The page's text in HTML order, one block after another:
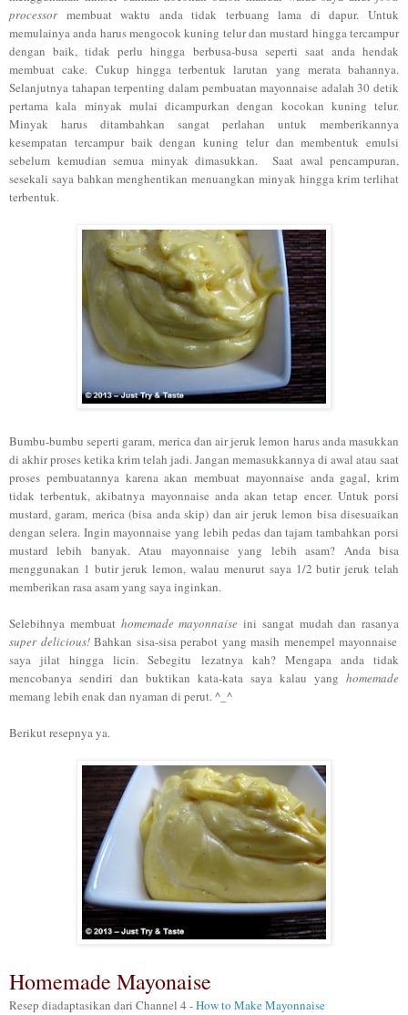
processormembuat waktu anda tidak terbuang lama di dapur. Untuk
memulainya anda harus mengocok kuning telur dan mustard hingga tercampur
dengan baik, tidak perlu hingga berbusa-busa seperti saat anda hendak
membuat cake. Cukup hingga terbentuk larutan yang merata bahannya.
Selanjutnya tahapan terpenting dalam pembuatan mayonnaise adalah 30 detik
pertama kala minyak mulai dicampurkan dengan kocokan kuning telur.
Minyak harus ditambahkan sangat perlahan untuk memberikannya
kesempatan tercampur baik dengan kuning telur dan membentuk emulsi
sebelum kemudian semua minyak dimasukkan. Saat awal pencampuran,
sesekali saya bahkan menghentikan menuangkan minyak hingga krim terlihat
terbentuk.
Bumbu-bumbu seperti garam, merica dan air jeruk lemon harus anda masukkan
di akhir proses ketika krim telah jadi. Jangan memasukkannya di awal atau saat
proses pembuatannya karena akan membuat mayonnaise anda gagal, krim
tidak terbentuk, akibatnya mayonnaise anda akan tetap encer. Untuk porsi
mustard, garam, merica (bisa anda skip) dan air jeruk lemon bisa disesuaikan
dengan selera. Ingin mayonnaise yang lebih pedas dan tajam tambahkan porsi
mustard lebih banyak. Atau mayonnaise yang lebih asam? Anda bisa
menggunakan 1 butir jeruk lemon, walau menurut saya 1/2 butir jeruk telah
memberikan rasa asam yang saya inginkan.
Selebihnya membuathomemade mayonnaise ini sangat mudah dan rasanya
super delicious!Bahkan sisa-sisa perabot yang masih menempel mayonnaise
saya jilat hingga licin. Sebegitu lezatnya kah? Mengapa anda tidak
mencobanya sendiri dan buktikan kata-kata saya kalau yang homemade
memang lebih enak dan nyaman di perut. ^_^
Berikut resepnya ya.
Homemade Mayonaise
Resep diadaptasikan dari Channel 4 -How to Make Mayonnaise